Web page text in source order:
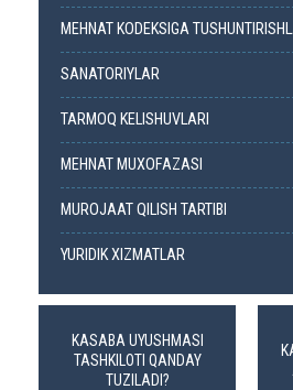
MEHNAT KODEKSIGA
SANATORIYLAR
TARMOQ KELISHUVLARI
MEHNAT MUXOFAZASI
MUROJAAT QILISH TARTIBI
YURIDIK XIZMATLAR
KASABA UYUSHMASI
TASHKILOTI QANDAY
TUZILADI?